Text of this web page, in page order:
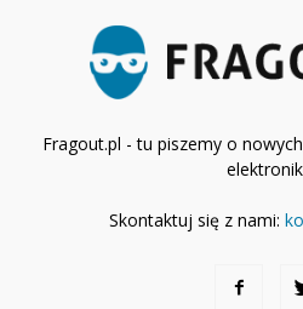
Fragout.pl - tu piszemy o
Skontaktuj się z nami: